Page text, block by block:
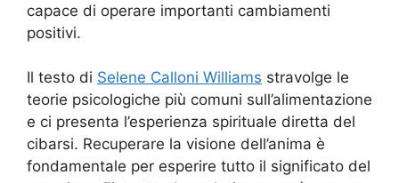
capace di operare importanti cambiamenti
positivi.
Il testo di Selene Calloni Williams stravolge le
teorie psicologiche più comuni sull’alimentazione
e ci presenta l’esperienza spirituale diretta del
cibarsi. Recuperare la visione dell’anima è
fondamentale per esperire tutto il significato del